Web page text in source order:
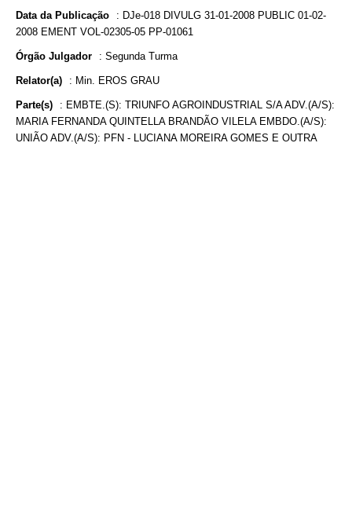
Data da Publicação : DJe-018 DIVULG 31-01-2008 PUBLIC 01-02-
2008 EMENT VOL-02305-05 PP-01061
Órgão Julgador : Segunda Turma
Relator(a) : Min. EROS GRAU
Parte(s) : EMBTE.(S): TRIUNFO AGROINDUSTRIAL S/A ADV.(A/S):
MARIA FERNANDA QUINTELLA BRANDÃO VILELA EMBDO.(A/S):
UNIÃO ADV.(A/S): PFN - LUCIANA MOREIRA GOMES E OUTRA